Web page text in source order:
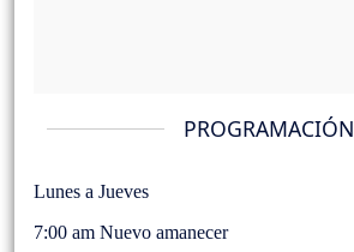
PROGRAMACIÓN
Lunes a Jueves
7:00 am Nuevo amanecer